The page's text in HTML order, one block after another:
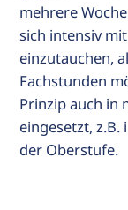
mehrere
sich intensiv
einzutauchen,
Fachstunden
Prinzip auch in
eingesetzt,
der Oberstufe.